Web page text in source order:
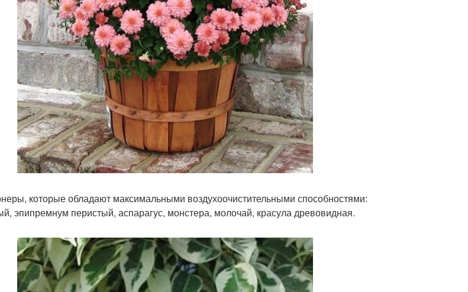
которые обладают максимальными воздухоочистительными способностями:
эпипремнум перистый, аспарагус, монстера, молочай, красула древовидная.